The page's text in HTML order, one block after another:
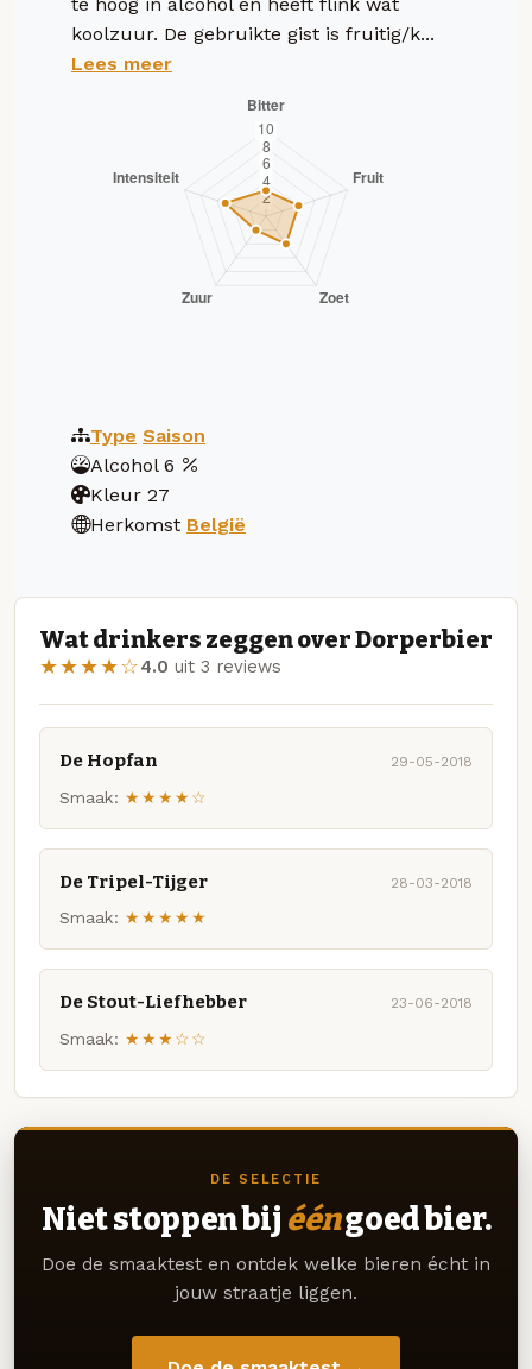
te hoog in alcohol en heeft flink wat
koolzuur. De gebruikte gist is fruitig/k...
Lees meer
Type Saison
Alcohol 6
Kleur 27
Herkomst België
Wat drinkers zeggen over Dorperbier
★★★★☆4.0 uit 3 reviews
De Hopfan 29-05-2018
Smaak: ★★★★☆
De Tripel-Tijger 28-03-2018
Smaak: ★★★★★
De Stout-Liefhebber 23-06-2018
Smaak: ★★★☆☆
DE SELECTIE
Niet stoppen bij ééngoed bier.
Doe de smaaktest en ontdek welke bieren écht in
jouw straatje liggen.